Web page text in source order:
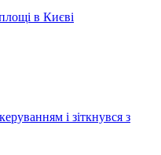
в Києві
і зіткнувся з